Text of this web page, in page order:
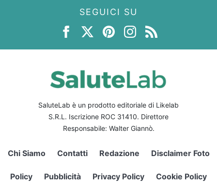
SEGUICI SU
SaluteLab è un prodotto editoriale di Likelab
S.R.L. Iscrizione ROC 31410. Direttore
Responsabile: Walter Giannò.
Chi Siamo Contatti Redazione Disclaimer Foto
Policy Pubblicità Privacy Policy Cookie Policy